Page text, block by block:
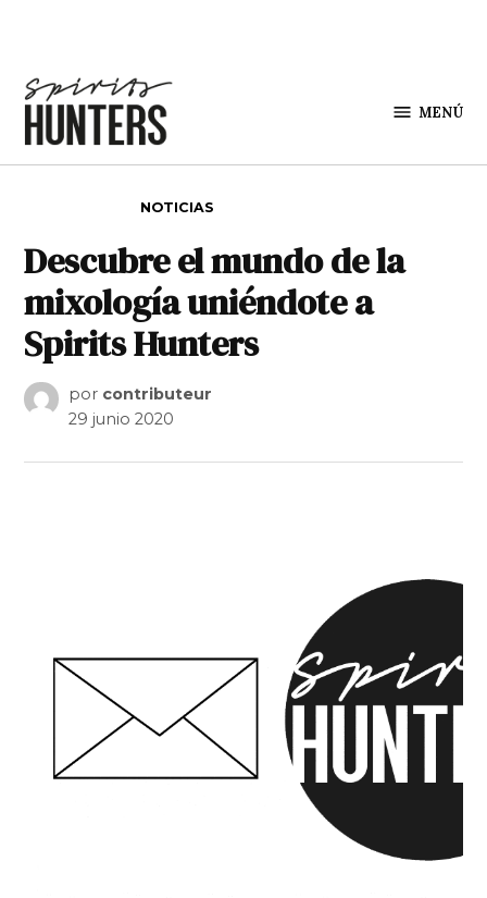
MENÚ
NOTICIAS
Descubre el mundo de la
mixología uniéndote a
Spirits Hunters
por contributeur
29 junio 2020